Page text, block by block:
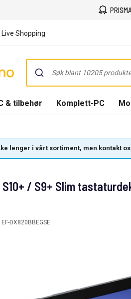
Live Shopping
& tilbehør Komplett-PC
lenger i vårt sortiment, men kontakt
S10+ / S9+ Slim
EF-DX820BBEGSE